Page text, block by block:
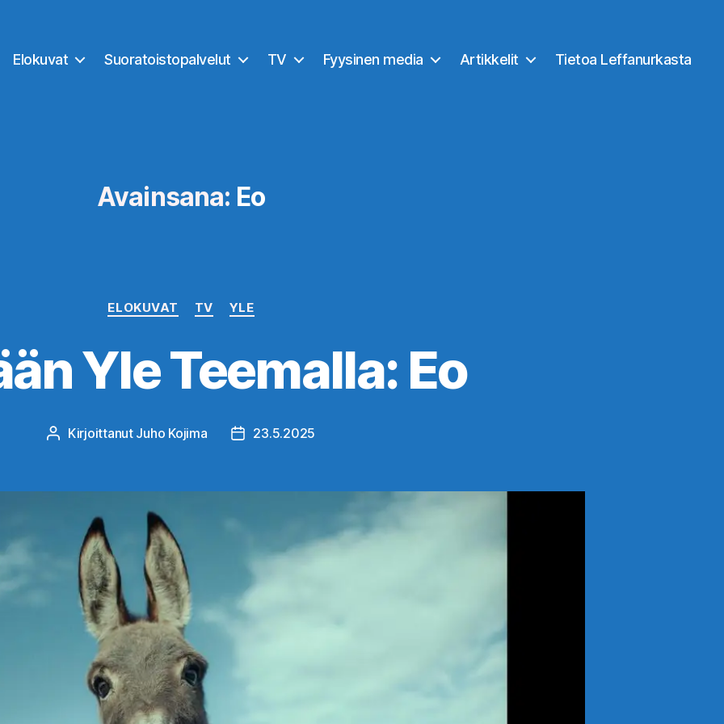
Elokuvat Suoratoistopalvelut TV Fyysinen media Artikkelit Tietoa Leffanurkasta
Avainsana: Eo
Kategoriat
ELOKUVAT TV YLE
Yle Teemalla: Eo
Kirjoittaja
Kirjoittanut Juho Kojima Julkaisupäivämäärä
23.5.2025